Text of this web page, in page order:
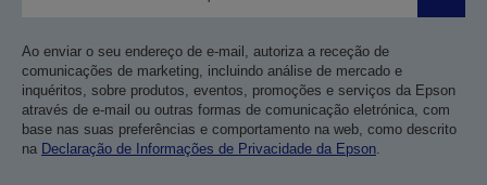
Ao enviar o seu endereço de e-mail, autoriza a receção de
comunicações de marketing, incluindo análise de mercado e
inquéritos, sobre produtos, eventos, promoções e serviços da Epson
através de e-mail ou outras formas de comunicação eletrónica, com
base nas suas preferências e comportamento na web, como descrito
na Declaração de Informações de Privacidade da Epson.